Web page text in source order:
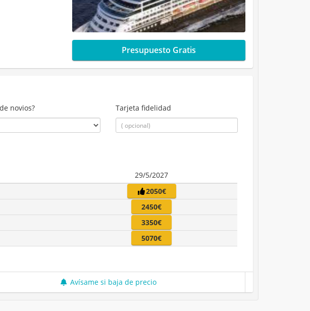
Presupuesto Gratis
novios? Tarjeta fidelidad
29/5/2027
2050€
2450€
3350€
5070€
Avísame si baja de precio